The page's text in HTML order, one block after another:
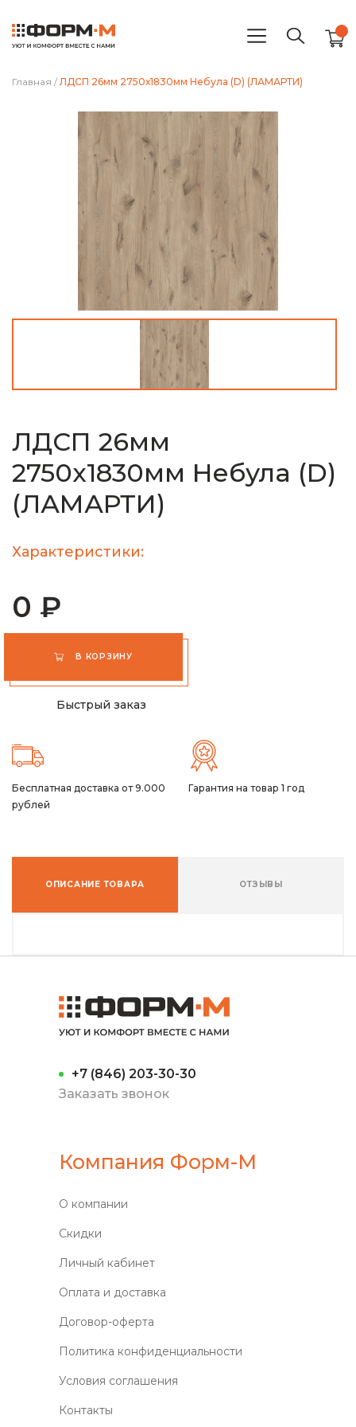
Главная / ЛДСП 26мм 2750х1830мм Небула (D) (ЛАМАРТИ)
ЛДСП 26мм
2750х1830мм Небула (D)
(ЛАМАРТИ)
Характеристики:
0 ₽
В КОРЗИНУ
Быстрый заказ
Бесплатная доставка от 9.000
рублей
Гарантия на товар 1 год
ОПИСАНИЕ ТОВАРА ОТЗЫВЫ
+7 (846) 203-30-30
Заказать звонок
Компания Форм-М
О компании
Скидки
Личный кабинет
Оплата и доставка
Договор-оферта
Политика конфиденциальности
Условия соглашения
Контакты